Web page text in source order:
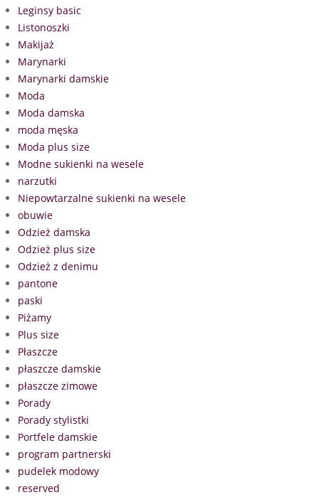
Leginsy basic
Listonoszki
Makijaż
Marynarki
Marynarki damskie
Moda
Moda damska
moda męska
Moda plus size
Modne sukienki na wesele
narzutki
Niepowtarzalne sukienki na wesele
obuwie
Odzież damska
Odzież plus size
Odzież z denimu
pantone
paski
Piżamy
Plus size
Płaszcze
płaszcze damskie
płaszcze zimowe
Porady
Porady stylistki
Portfele damskie
program partnerski
pudelek modowy
reserved